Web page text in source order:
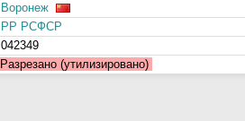
Воронеж
РР РСФСР
042349
Разрезано (утилизировано)